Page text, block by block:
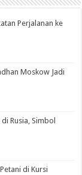
Perjalanan ke
Moskow Jadi
Rusia, Simbol
di Kursi